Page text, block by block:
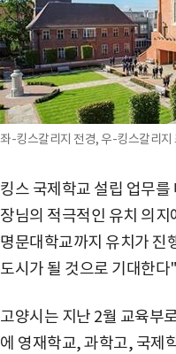
좌-킹스칼리지 전경, 우-킹스칼리지
킹스 국제학교 설립 업무
장님의 적극적인 유치 의
명문대학교까지 유치가 진
도시가 될 것으로 기대한
고양시는 지난 2월 교육부
에 영재학교, 과학고, 국제